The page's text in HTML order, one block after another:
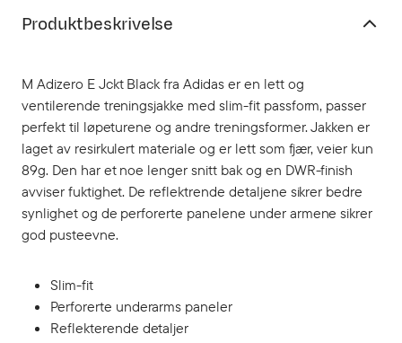
Produktbeskrivelse
M Adizero E Jckt Black fra Adidas er en lett og
ventilerende treningsjakke med slim-fit passform, passer
perfekt til løpeturene og andre treningsformer. Jakken er
laget av resirkulert materiale og er lett som fjær, veier kun
89g. Den har et noe lenger snitt bak og en DWR-finish
avviser fuktighet. De reflektrende detaljene sikrer bedre
synlighet og de perforerte panelene under armene sikrer
god pusteevne.
Slim-fit
Perforerte underarms paneler
Reflekterende detaljer